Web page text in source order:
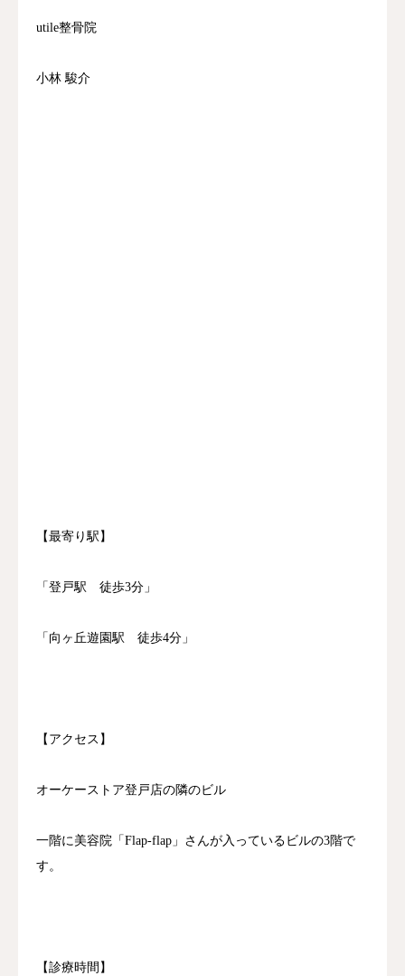
utile整骨院
小林 駿介
【最寄り駅】
「登戸駅 徒歩3分」
「向ヶ丘遊園駅 徒歩4分」
【アクセス】
オーケーストア登戸店の隣のビル
一階に美容院「Flap-flap」さんが入っているビルの3階で
す。
【診療時間】